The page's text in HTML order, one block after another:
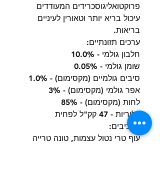
פרוקטואליגוסכרידים המעודדים
עיכול בריא יותר וטאורין לעיניים
בריאות.
ערכים תזונתיים:
חלבון גולמי - 10.0%
שומן גולמי - 0.05%
סיבים גולמיים (מקסימום) - 1.0%
אפר גולמי (מקסימום) - 3%
לחות (מקסימום) - 85%
קלוריות - 47 קק"ל לפחית
מרכיבים:
עוף טרי נטול עצמות, טונה טרייה